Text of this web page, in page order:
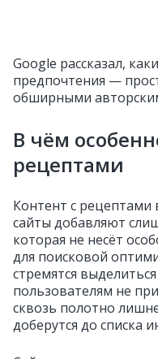
Google рассказал,
предпочтения —
обширными
В чём
рецептами
Контент с
сайты добавляют
которая не несёт
для поисковой
стремятся
пользователям не
сквозь полотно
доберутся до списка